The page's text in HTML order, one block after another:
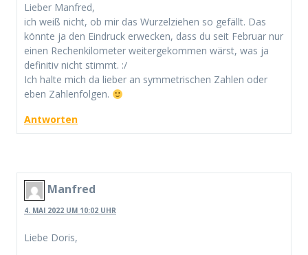
Lieber Manfred,
ich weiß nicht, ob mir das Wurzelziehen so gefällt. Das
könnte ja den Eindruck erwecken, dass du seit Februar nur
einen Rechenkilometer weitergekommen wärst, was ja
definitiv nicht stimmt. :/
Ich halte mich da lieber an symmetrischen Zahlen oder
eben Zahlenfolgen.
Antworten
Manfred
4. MAI 2022 UM 10:02 UHR
Liebe Doris,